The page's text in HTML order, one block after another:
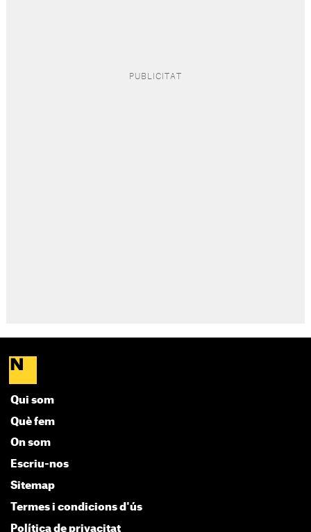
Qui som
Què fem
On som
Escriu-nos
Sitemap
Termes i condicions d'ús
Política de privacitat